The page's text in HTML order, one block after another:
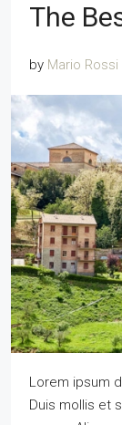
The
by Mario Rossi
Lorem ipsum
Duis mollis et